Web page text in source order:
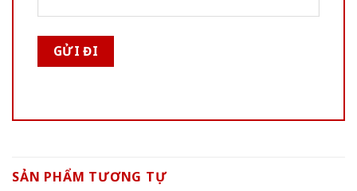
SẢN PHẨM TƯƠNG TỰ